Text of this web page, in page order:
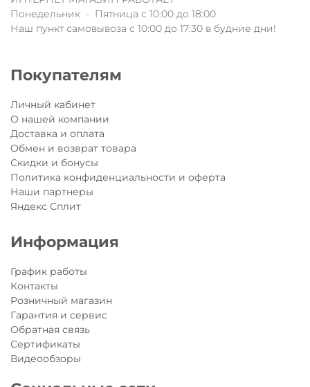
Технические характеристики:
регулируемые застёжки и крепёж;
размеры: XS (очень маленький - от 46 до 50 см), S
встроенная светодиодная подсветка;
Единороги
Все шлемы Micro соответствуют европейскому стандарту
безопасности EN1078 - это означает, что его можно
использовать так же при катании на велосипеде,
скейтборде и роликах.
Понедельник - Пятница с 10:00 до 18:00
Наш пункт самовывоза с 10:00 до 17:30 в будние дни!
Покупателям
Личный кабинет
О нашей компании
Доставка и оплата
Обмен и возврат товара
Скидки и бонусы
Политика конфиденциальности и оферта
Наши партнеры
Яндекс Сплит
Информация
График работы
Контакты
Розничный магазин
Гарантия и сервис
Обратная связь
Сертификаты
Видеообзоры